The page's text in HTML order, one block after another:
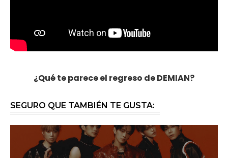
¿Qué te parece el regreso de DEMIAN?
SEGURO QUE TAMBIÉN TE GUSTA: